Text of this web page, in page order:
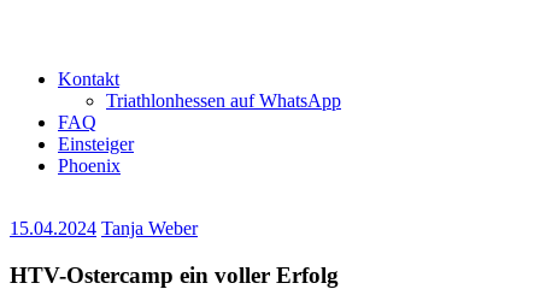
Kontakt
Triathlonhessen auf WhatsApp
FAQ
Einsteiger
Phoenix
15.04.2024 Tanja Weber
HTV-Ostercamp ein voller Erfolg